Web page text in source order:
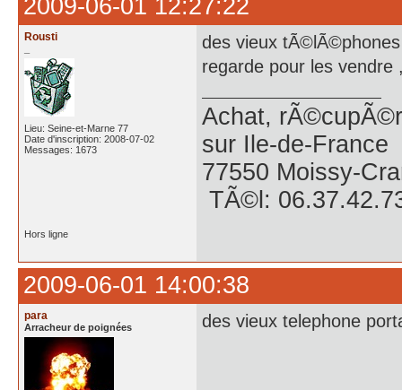
2009-06-01 12:27:22
Rousti
Lieu: Seine-et-Marne 77
Date d'inscription: 2008-07-02
Messages: 1673
des vieux
regarde pour les vendre
Achat,
sur Ile-de-France
77550 Moissy-
TÃ©l:
Hors ligne
2009-06-01 14:00:38
para
Arracheur de poignées des vieux telephone